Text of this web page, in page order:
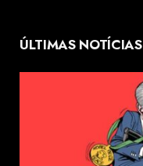
ÚLTIMAS NOTÍCIAS